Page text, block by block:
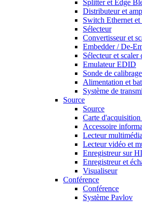
Splitter et Edge
Distributeur et
Switch Ethernet
Sélecteur
Convertisseur et
Embedder / De-
Sélecteur et scaler
Emulateur EDID
Sonde de calibrage
Alimentation et
Système de
Source
Source
Carte
Accessoire
Lecteur
Lecteur vidéo et
Enregistreur sur
Enregistreur et
Visualiseur
Conférence
Conférence
Système Pavlov